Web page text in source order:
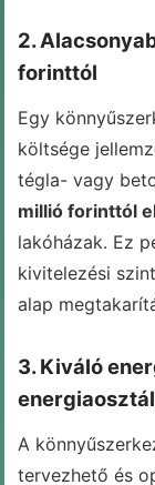
2.
forinttól
Egy
költsége
tégla- vagy
millió forinttól
lakóházak. Ez
kivitelezési
alap
3. Kiváló
A
tervezhető és